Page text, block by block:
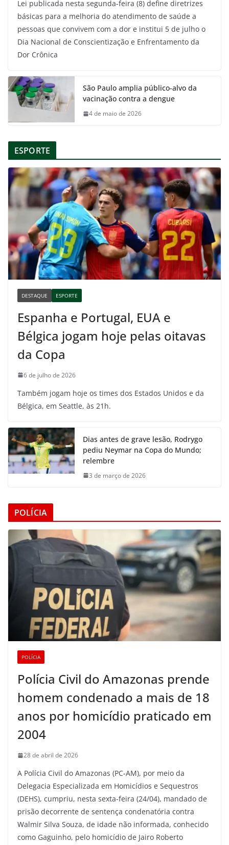
Lei publicada nesta segunda-feira (8) define diretrizes
básicas para a melhoria do atendimento de saúde a
pessoas que convivem com a dor e institui 5 de julho o
Dia Nacional de Conscientização e Enfrentamento da
Dor Crônica
São Paulo amplia público-alvo da
vacinação contra a dengue
4 de maio de 2026
ESPORTE
DESTAQUE ESPORTE
Espanha e Portugal, EUA e
Bélgica jogam hoje pelas oitavas
da Copa
6 de julho de 2026
Também jogam hoje os times dos Estados Unidos e da
Bélgica, em Seattle, às 21h.
Dias antes de grave lesão, Rodrygo
pediu Neymar na Copa do Mundo;
relembre
3 de março de 2026
POLÍCIA
POLÍCIA
Polícia Civil do Amazonas prende
homem condenado a mais de 18
anos por homicídio praticado em
2004
28 de abril de 2026
A Polícia Civil do Amazonas (PC-AM), por meio da
Delegacia Especializada em Homicídios e Sequestros
(DEHS), cumpriu, nesta sexta-feira (24/04), mandado de
prisão decorrente de sentença condenatória contra
Walmir Silva Souza, de idade não informada, conhecido
como Gaguinho, pelo homicídio de Jairo Roberto